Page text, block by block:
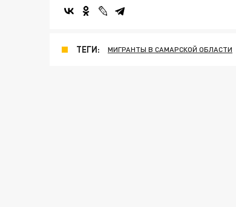
ТЕГИ: МИГРАНТЫ В САМАРСКОЙ ОБЛАСТИ